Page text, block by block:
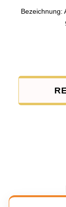
Bezeichnung: